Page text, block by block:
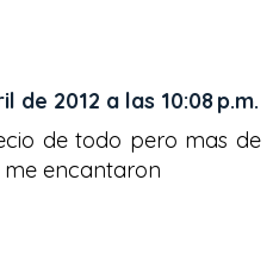
de 2012 a las 10:08 p.m.
de todo pero mas de
me encantaron